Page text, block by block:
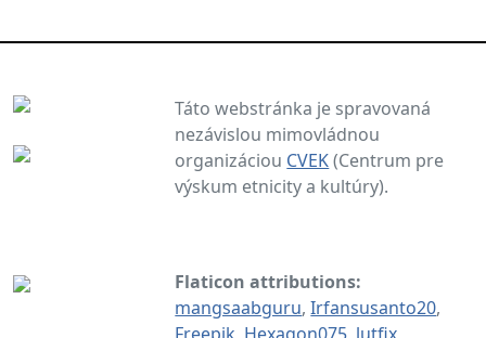
Táto webstránka je spravovaná
nezávislou mimovládnou
organizáciou CVEK(Centrum pre
výskum etnicity a kultúry).
Flaticon attributions:
mangsaabguru,Irfansusanto20,